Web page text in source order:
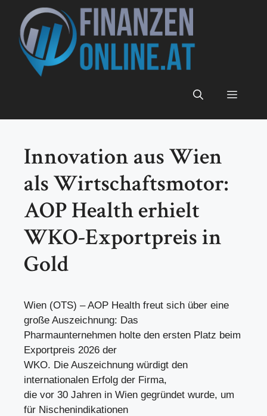
Inhalt
springen
Menü
Innovation aus Wien
als Wirtschaftsmotor:
AOP Health erhielt
WKO-Exportpreis in
Gold
Wien (OTS) – AOP Health freut sich über eine
große Auszeichnung: Das
Pharmaunternehmen holte den ersten Platz beim
Exportpreis 2026 der
WKO. Die Auszeichnung würdigt den
internationalen Erfolg der Firma,
die vor 30 Jahren in Wien gegründet wurde, um
für Nischenindikationen